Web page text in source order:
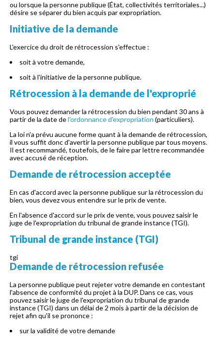
ou lorsque la personne publique (État, collectivités territoriales...)
désire se séparer du bien acquis par expropriation.
Initiative de la demande
L'exercice du droit de rétrocession s'effectue :
soit à votre demande,
soit à l'initiative de la personne publique.
Rétrocession à la demande de l'exproprié
Vous pouvez demander la rétrocession du bien pendant 30 ans à
partir de la date del'ordonnance d'expropriation (particuliers).
La loi n'a prévu aucune forme quant à la demande de rétrocession,
il vous suffit donc d'avertir la personne publique par tous moyens.
Il est recommandé, toutefois, de le faire par lettre recommandée
avec accusé de réception.
Demande de rétrocession acceptée
En cas d'accord avec la personne publique sur la rétrocession du
bien, vous devez vous entendre sur le prix de vente.
En l'absence d'accord sur le prix de vente, vous pouvez saisir le
juge de l'expropriation du tribunal de grande instance (TGI).
Tribunal de grande instance (TGI)
tgi
Demande de rétrocession refusée
La personne publique peut rejeter votre demande en contestant
l'absence de conformité du projet à la DUP. Dans ce cas, vous
pouvez saisir le juge de l'expropriation du tribunal de grande
instance (TGI) dans un délai de 2 mois à partir de la décision de
rejet afin qu'il se prononce :
sur la validité de votre demande